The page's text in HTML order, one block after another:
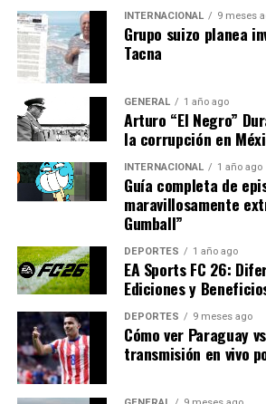
la jornada:
“Estos espacios nos
con herramientas
que aplicamos no
aula, sino también
trabajo social con
comunidades.
transformar y liderar
procesos que
conciencia sobre el
a los derechos de
menores es parte de
INTERNACIONAL 9 meses
Grupo suizo planea
Tacna
GENERAL 1 año ago
Arturo “El Negro”
la corrupción en
INTERNACIONAL 1 año ago
Guía completa de
maravillosamente
Gumball”
DEPORTES 1 año ago
EA Sports FC 26:
Ediciones y
DEPORTES 9 meses ago
Cómo ver Paraguay
transmisión en vivo